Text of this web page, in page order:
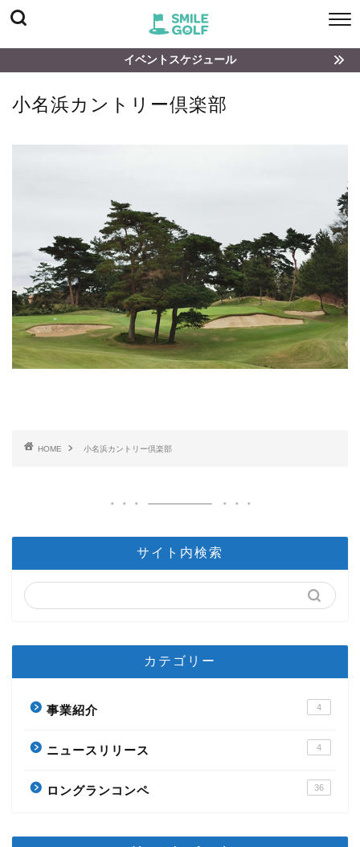
イベントスケジュール
小名浜カントリー倶楽部
HOME 小名浜カントリー倶楽部
サイト内検索
カテゴリー
事業紹介 4
ニュースリリース 4
ロングランコンペ 36